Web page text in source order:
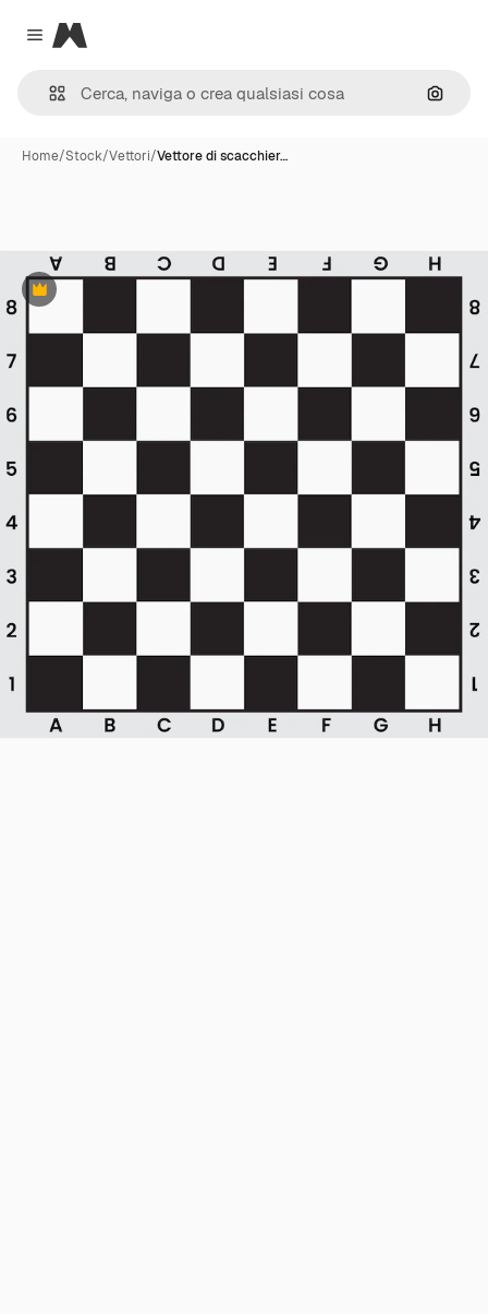
Close menu
Magnific
Cerca
Home/Stock/Vettori/Vettore di scacchier…
Premium